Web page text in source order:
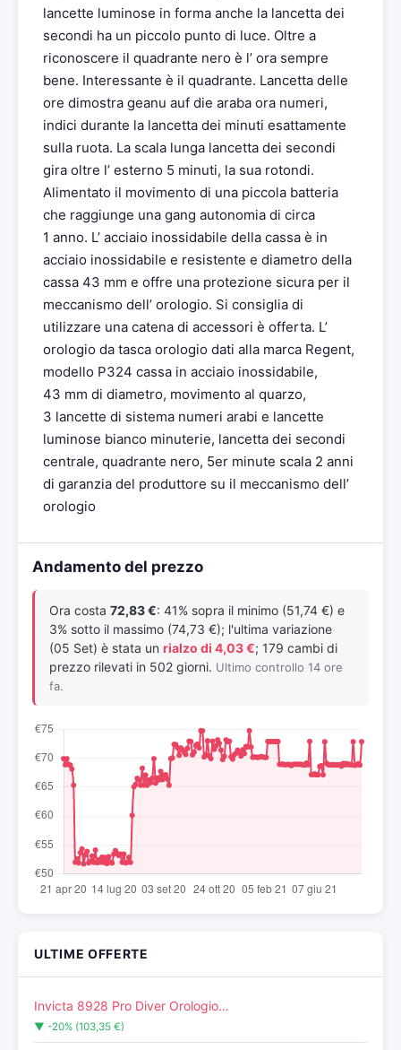
lancette luminose in forma anche la lancetta dei
secondi ha un piccolo punto di luce. Oltre a
riconoscere il quadrante nero è l’ ora sempre
bene. Interessante è il quadrante. Lancetta delle
ore dimostra geanu auf die araba ora numeri,
indici durante la lancetta dei minuti esattamente
sulla ruota. La scala lunga lancetta dei secondi
gira oltre l’ esterno 5 minuti, la sua rotondi.
Alimentato il movimento di una piccola batteria
che raggiunge una gang autonomia di circa
1 anno. L’ acciaio inossidabile della cassa è in
acciaio inossidabile e resistente e diametro della
cassa 43 mm e offre una protezione sicura per il
meccanismo dell’ orologio. Si consiglia di
utilizzare una catena di accessori è offerta. L’
orologio da tasca orologio dati alla marca Regent,
modello P324 cassa in acciaio inossidabile,
43 mm di diametro, movimento al quarzo,
3 lancette di sistema numeri arabi e lancette
luminose bianco minuterie, lancetta dei secondi
centrale, quadrante nero, 5er minute scala 2 anni
di garanzia del produttore su il meccanismo dell’
orologio
Andamento del prezzo
Ora costa 72,83 €: 41% sopra il minimo (51,74 €) e
3% sotto il massimo (74,73 €); l'ultima variazione
(05 Set) è stata un rialzo di 4,03 €; 179 cambi di
prezzo rilevati in 502 giorni. Ultimo controllo 14 ore
fa.
ULTIME OFFERTE
Invicta 8928 Pro Diver Orologio…
▼ -20% (103,35 €)